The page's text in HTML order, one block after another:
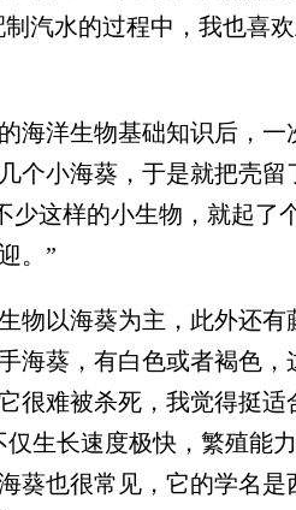
汽水的过程中，我也喜
洋生物基础知识后，一
个小海葵，于是就把壳
少这样的小生物，就起了
。”
以海葵为主，此外还有
海葵，有白色或者褐色，
很难被杀死，我觉得挺
生长速度极快，繁殖能
葵也很常见，它的学名